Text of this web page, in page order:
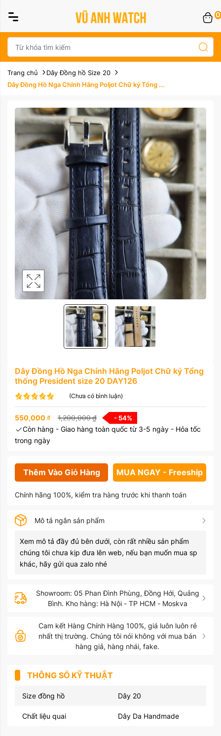
0
Trang chủ
Dây Đồng hồ Size 20
Dây Đồng Hồ Nga Chính Hãng Poljot Chữ ký Tổng ...
Dây Đồng Hồ Nga Chính Hãng Poljot Chữ ký Tổng
thống President size 20 DAY126
(Chưa có bình luận)
550,000 ₫ 1,200,000₫ - 54%
Còn hàng - Giao hàng toàn quốc từ 3-5 ngày - Hỏa tốc
trong ngày
Thêm Vào Giỏ Hàng MUA NGAY - Freeship
Chính hãng 100%, kiểm tra hàng trước khi thanh toán
Mô tả ngắn sản phẩm
Xem mô tả đầy đủ bên dưới, còn rất nhiều sản phẩm
chúng tôi chưa kịp đưa lên web, nếu bạn muốn mua sp
khác, hãy gửi qua zalo nhé
Showroom: 05 Phan Đình Phùng, Đồng Hới, Quảng
Bình. Kho hàng: Hà Nội - TP HCM - Moskva
Cam kết Hàng Chính Hàng 100%, giá luôn luôn rẻ
nhất thị trường. Chúng tôi nói không với mua bán
hàng giả, hàng nhái, fake.
THÔNG SỐ KỸ THUẬT
Size đồng hồ Dây 20
Chất liệu quai Dây Da Handmade